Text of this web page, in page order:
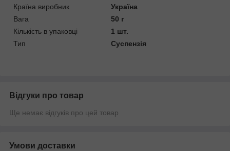
Країна виробник
Україна
Вага
50 г
Кількість в упаковці
1 шт.
Тип
Суспензія
Відгуки про товар
Ще немає відгуків про цей товар
Умови доставки